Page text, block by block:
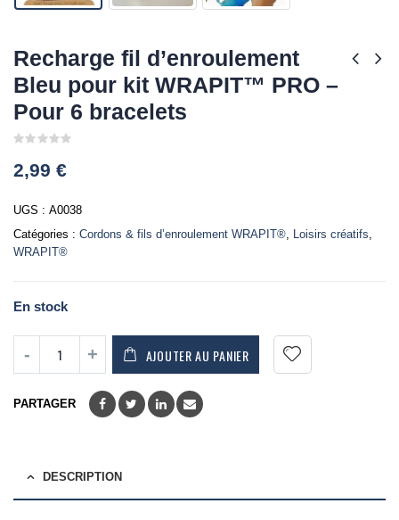
Recharge fil d’enroulement
Bleu pour kit WRAPIT™ PRO –
Pour 6 bracelets
out
of
2,99 €
UGS : A0038
Catégories : Cordons & fils d’enroulement WRAPIT® Loisirs créatifs
WRAPIT®
En stock
AJOUTER AU PANIER
PARTAGER
DESCRIPTION